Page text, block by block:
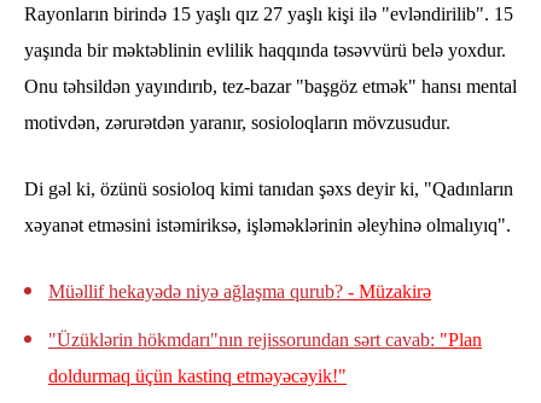
Rayonların birində 15 yaşlı qız 27 yaşlı kişi ilə "evləndirilib". 15
yaşında bir məktəblinin evlilik haqqında təsəvvürü belə yoxdur.
Onu təhsildən yayındırıb, tez-bazar "başgöz etmək" hansı mental
motivdən, zərurətdən yaranır, sosioloqların mövzusudur.
Di gəl ki, özünü sosioloq kimi tanıdan şəxs deyir ki, "Qadınların
xəyanət etməsini istəmiriksə, işləməklərinin əleyhinə olmalıyıq".
Müəllif hekayədə niyə ağlaşma qurub? - Müzakirə
"Üzüklərin hökmdarı"nın rejissorundan sərt cavab: "Plan
doldurmaq üçün kastinq etməyəcəyik!"